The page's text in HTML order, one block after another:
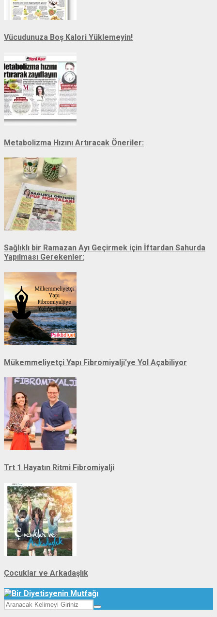
Vücudunuza Boş Kalori Yüklemeyin!
Metabolizma Hızını Artıracak Öneriler:
Sağlıklı bir Ramazan Ayı Geçirmek için İftardan Sahurda
Yapılması Gerekenler:
Mükemmeliyetçi Yapı Fibromiyalji’ye Yol Açabiliyor
Trt 1 Hayatın Ritmi Fibromiyalji
Çocuklar ve Arkadaşlık